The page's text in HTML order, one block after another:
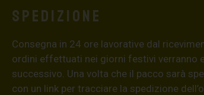
Spedizione
Consegna in 24 ore lavorative dal
ordini effettuati nei giorni festivi verranno
successivo. Una volta che il pacco sarà
con un link per tracciare la spedizione